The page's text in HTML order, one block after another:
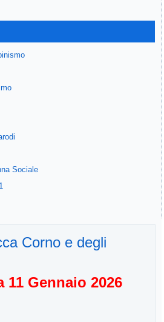
Sociale
Corno e degli
11 Gennaio 2026